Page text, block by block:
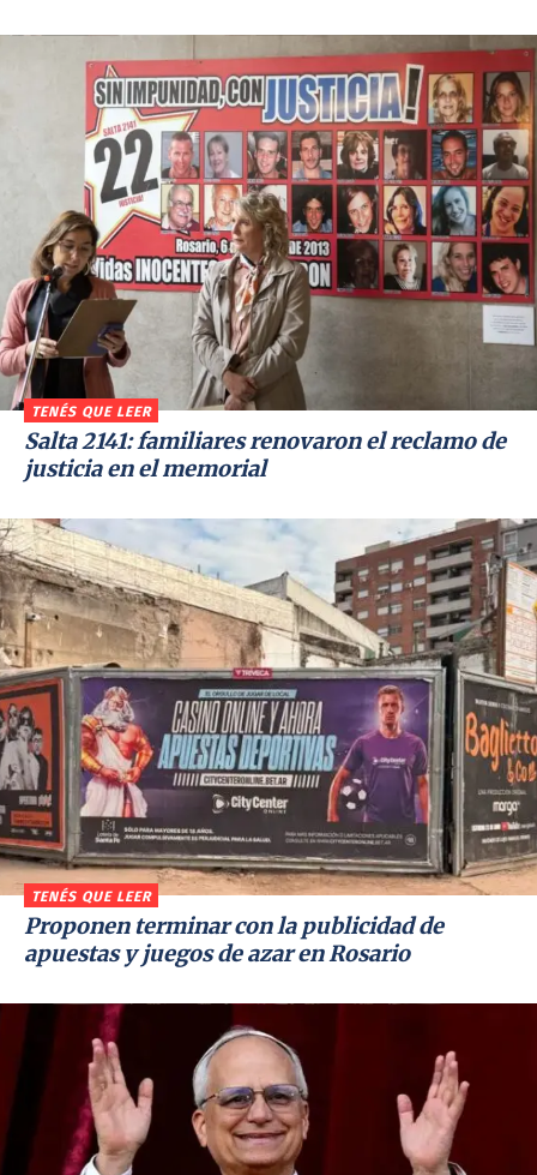
TENÉS QUE LEER
Salta 2141: familiares renovaron el reclamo de
justicia en el memorial
TENÉS QUE LEER
Proponen terminar con la publicidad de
apuestas y juegos de azar en Rosario